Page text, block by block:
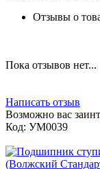
Отзывы о
Пока отзывов нет...
Написать отзыв
Возможно вас
Код: УМ0039